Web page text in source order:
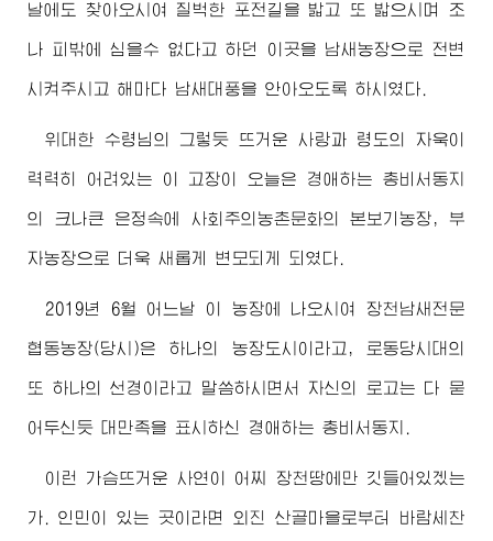
날에도 찾아오시여 질벅한 포전길을 밟고 또 밟으시며 조
나 피밖에 심을수 없다고 하던 이곳을 남새농장으로 전변
시켜주시고 해마다 남새대풍을 안아오도록 하시였다.
위대한 수령님 의 그렇듯 뜨거운 사랑과 령도의 자욱이
력력히 어려있는 이 고장이 오늘은 경애하는 총비서동지
의 크나큰 은정속에 사회주의농촌문화의 본보기농장, 부
자농장으로 더욱 새롭게 변모되게 되였다.
2019년 6월 어느날 이 농장에 나오시여 장천남새전문
협동농장(당시)은 하나의 농장도시이라고, 로동당시대의
또 하나의 선경이라고 말씀하시면서 자신의 로고는 다 묻
어두신듯 대만족을 표시하신 경애하는 총비서동지
이런 가슴뜨거운 사연이 어찌 장천땅에만 깃들어있겠는
가. 인민이 있는 곳이라면 외진 산골마을로부터 바람세찬